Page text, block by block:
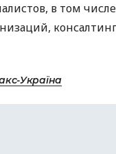
в том
Україна